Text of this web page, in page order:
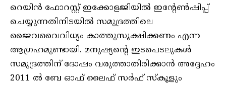
റെയിൻ ഫോറസ്റ്റ് ഇക്കോളജിയിൽ ഇന്റേൺഷിപ്പ്
ചെയ്യുന്നതിനിടയിൽ സമുദ്രത്തിലെ
ജൈവവൈവിധ്യം കാത്തുസൂക്ഷിക്കണം എന്ന
ആഗ്രഹമുണ്ടായി. മനുഷ്യന്റെ ഇടപെടലുകൾ
സമുദ്രത്തിന് ദോഷം വരുത്താതിരിക്കാൻ അദ്ദേഹം
2011 ൽ ബേ ഓഫ് ലൈഫ് സർഫ് സ്കൂളും